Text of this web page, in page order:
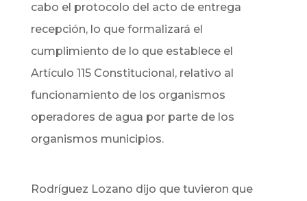
cabo el protocolo del acto de entrega
recepción, lo que formalizará el
cumplimiento de lo que establece el
Artículo 115 Constitucional, relativo al
funcionamiento de los organismos
operadores de agua por parte de los
organismos municipios.
Rodríguez Lozano dijo que tuvieron que